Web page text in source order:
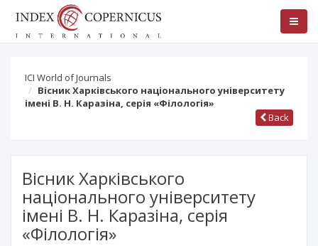
ICI World of Journals
Вісник Харківського національного університету
імені В. Н. Каразіна, cерія «Філологія»
Back
Вісник Харківського
національного університету
імені В. Н. Каразіна, cерія
«Філологія»